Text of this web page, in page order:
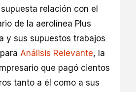
relación con el
de la aerolínea Plus
y sus supuestos trabajos
Análisis Relevante, la
que pagó cientos
tanto a él como a sus